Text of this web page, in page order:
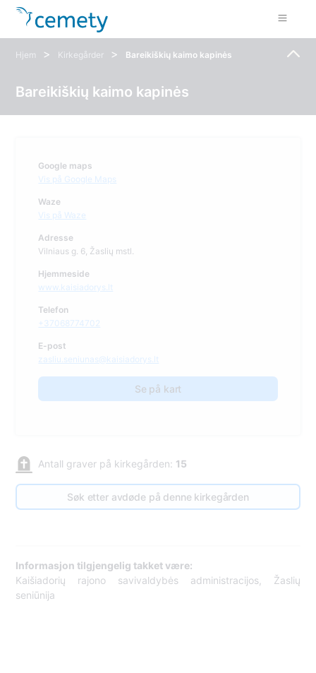
Hjem > Kirkegårder > Bareikiškių kaimo kapinės
Bareikiškių kaimo kapinės
Google maps
Vis på Google Maps
Waze
Vis på Waze
Adresse
Vilniaus g. 6, Žaslių mstl.
Hjemmeside
www.kaisiadorys.lt
Telefon
+37068774702
E-post
zasliu.seniunas@kaisiadorys.lt
Se på kart
Antall graver på kirkegården: 15
Søk etter avdøde på denne kirkegården
Informasjon tilgjengelig takket være:
Kaišiadorių rajono savivaldybės administracijos, Žaslių
seniūnija